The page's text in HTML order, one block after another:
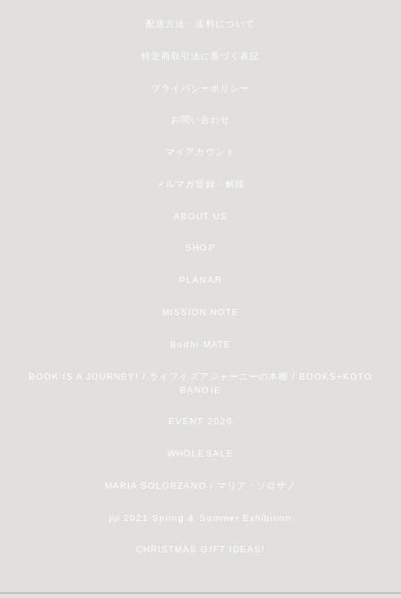
配送方法・送料について
特定商取引法に基づく表記
プライバシーポリシー
お問い合わせ
マイアカウント
メルマガ登録・解除
ABOUT US
SHOP
PLANAR
MISSION NOTE
Bodhi MATE
BOOK IS A JOURNEY! / ライフイズアジャーニーの本棚 / BOOKS+KOTO
BANOIE
EVENT 2020
WHOLESALE
MARIA SOLORZANO / マリア・ソロザノ
jiji 2021 Spring & Summer Exhibition
CHRISTMAS GIFT IDEAS!